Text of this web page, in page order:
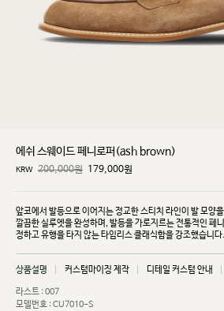
에쉬 스웨이드 페니로퍼(ash brown)
KRW 200,000원 179,000원
앞코에서 발등으로 이어지는 정교한 스티치 라인이 발 모양
깔끔한실루엣을 완성하며, 발등을 가로지르는 전통적인 페
정하고 유행을타지 않는 타임리스 클래식함을 강조했습니다.
상품설명 커스텀마이징 제작 디테일 커스텀 안내
라스트 : 007
모델번호 : CU7010-S